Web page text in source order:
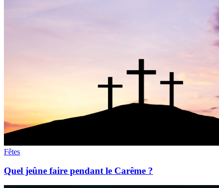
Fêtes
Quel jeûne faire pendant le Carême ?